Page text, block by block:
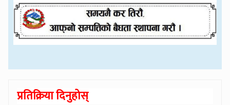
प्रतिक्रिया दिनुहोस्